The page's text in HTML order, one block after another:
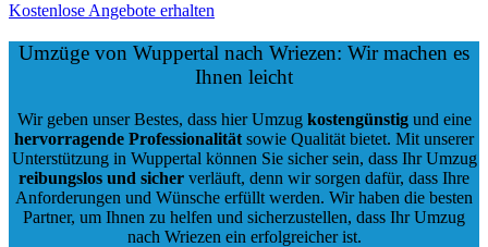
Kostenlose Angebote erhalten
Umzüge von Wuppertal nach Wriezen: Wir machen es
Ihnen leicht
Wir geben unser Bestes, dass hier Umzug kostengünstigund eine
hervorragende Professionalität sowie Qualität bietet. Mit unserer
Unterstützung in Wuppertal können Sie sicher sein, dass Ihr Umzug
reibungslos und sicher verläuft, denn wir sorgen dafür, dass Ihre
Anforderungen und Wünsche erfüllt werden. Wir haben die besten
Partner, um Ihnen zu helfen und sicherzustellen, dass Ihr Umzug
nach Wriezen ein erfolgreicher ist.